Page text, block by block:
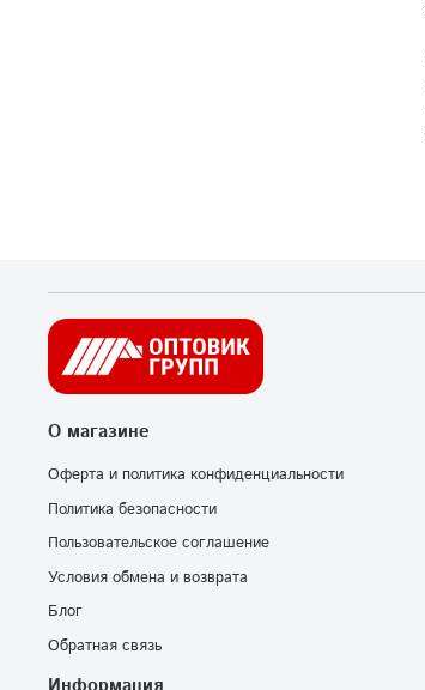
О магазине
Оферта и политика конфиденциальности
Политика безопасности
Пользовательское соглашение
Условия обмена и возврата
Блог
Обратная связь